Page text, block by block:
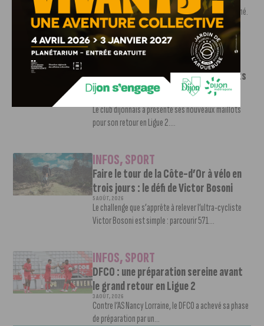
7 AOÛT, 2026
Le mercato estival de la JDA n’est pas encore terminé.
Une nouvelle recrue vient...
Le DFCO dévoile ses nouveaux maillots
pour la saison 2026-2027
Le club dijonnais a présenté ses nouveaux maillots
pour son retour en Ligue 2....
INFOS,SPORT
Faire le tour de la Côte-d’Or à vélo en
trois jours : le défi de Victor Bosoni
5 AOÛT, 2026
Le challenge que s’apprête à relever l’ultra-cycliste
Victor Bosoni est simple : parcourir 571...
INFOS,SPORT
DFCO : une préparation sereine avant
le grand retour en Ligue 2
3 AOÛT, 2026
Contre l’AS Nancy Lorraine, le DFCO a achevé sa phase
de préparation par un...